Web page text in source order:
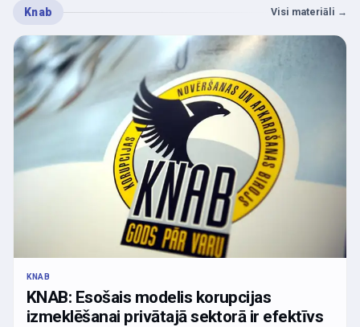
Knab Visi materiāli →
KNAB
KNAB: Esošais modelis korupcijas
izmeklēšanai privātajā sektorā ir efektīvs